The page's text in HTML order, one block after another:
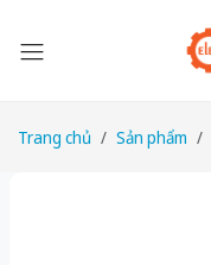
Trang chủ Sản phẩm